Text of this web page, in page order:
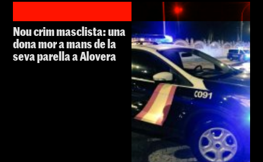
Nou crim masclista: una
dona mor a mans de la
seva parella a Alovera